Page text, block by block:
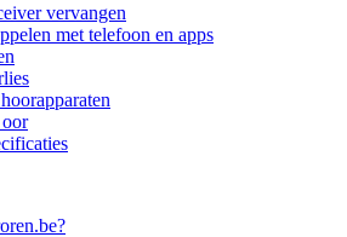
vervangen
met telefoon en apps